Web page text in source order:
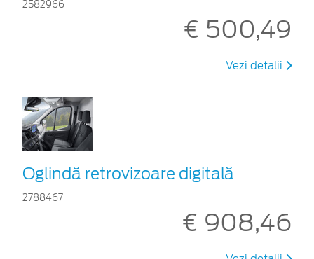
2582966
€ 500,49
Vezi detalii
Oglindă retrovizoare digitală
2788467
€ 908,46